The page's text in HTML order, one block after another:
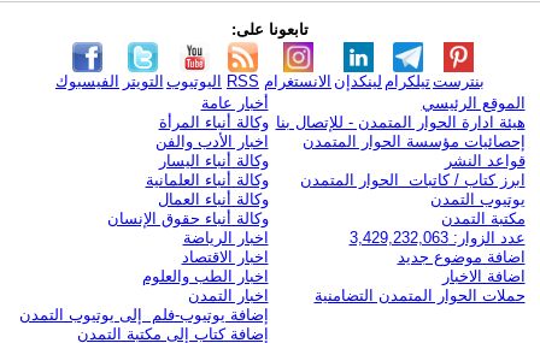
تابعونا على:
الفيسبوك التويتر اليوتيوب RSS الانستغرام لينكدإن تيلكرامبنترست
الموقع الرئيسي
هيئة ادارة الحوار المتمدن - للإتصال بنا
إحصائيات مؤسسة الحوار المتمدن
قواعد النشر
ابرز كتاب / كاتبات الحوار المتمدن
يوتيوب التمدن
مكتبة التمدن
عدد الزوار: 3,429,232,063
اضافة موضوع جديد
اضافة الاخبار
حملات الحوار المتمدن التضامنية
أخبار عامة
وكالة أنباء المرأة
اخبار الأدب والفن
وكالة أنباء اليسار
وكالة أنباء العلمانية
وكالة أنباء العمال
وكالة أنباء حقوق الإنسان
اخبار الرياضة
اخبار الاقتصاد
اخبار الطب والعلوم
اخبار التمدن
إضافة يوتيوب-فلم إلى يوتيوب التمدن
إضافة كتاب إلى مكتبة التمدن